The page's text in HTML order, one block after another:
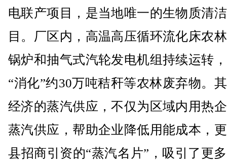
电联产项目，是当地唯一的生物质清
目。厂区内，高温高压循环流化床农
锅炉和抽气式汽轮发电机组持续运转
“消化”约30万吨秸秆等农林废弃物。
经济的蒸汽供应，不仅为区域内用热
蒸汽供应，帮助企业降低用能成本，
县招商引资的“蒸汽名片”，吸引了更